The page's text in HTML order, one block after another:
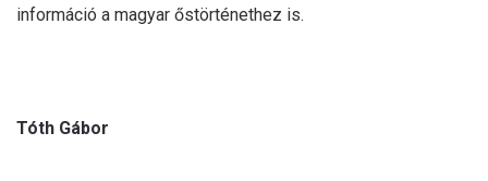
információ a magyar őstörténethez is.
Tóth Gábor